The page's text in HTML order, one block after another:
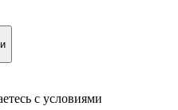
с условиями